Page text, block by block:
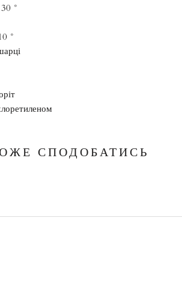
°
°
СПОДОБАТИСЬ